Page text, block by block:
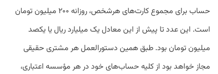
حساب برای مجموع کارت‌های هرشخص، روزانه ۲۰۰ میلیون تومان
است. این عدد تا پیش از این معادل یک میلیارد ریال یا یکصد
میلیون تومان بود. طبق همین دستورالعمل هر مشتری حقیقی
مجاز خواهد بود از کلیه حساب‌های خود در هر مؤسسه اعتباری،